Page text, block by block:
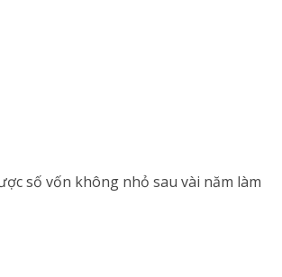
số vốn không nhỏ sau vài năm làm